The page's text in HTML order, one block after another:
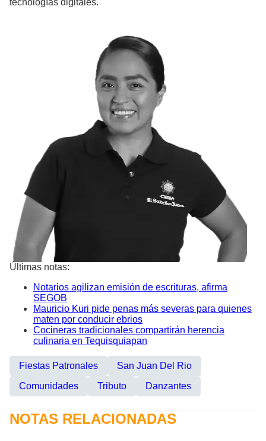
tecnologías digitales.
Últimas notas:
Notarios agilizan emisión de escrituras, afirma
SEGOB
Mauricio Kuri pide penas más severas para quienes
maten por conducir ebrios
Cocineras tradicionales compartirán herencia
culinaria en Tequisquiapan
Fiestas Patronales
San Juan Del Rio
Comunidades
Tributo Danzantes
NOTAS RELACIONADAS